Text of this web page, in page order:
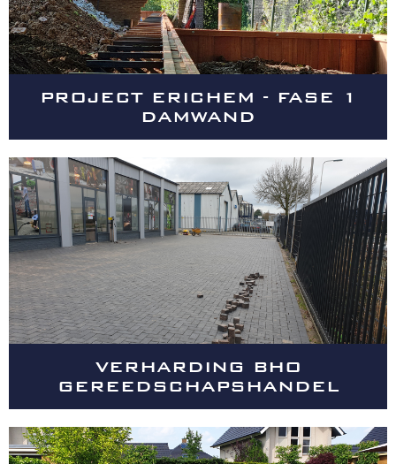
PROJECT ERICHEM - FASE 1
DAMWAND
VERHARDING BHO
GEREEDSCHAPSHANDEL